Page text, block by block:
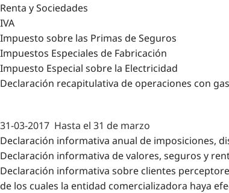
Renta y Sociedades
IVA
Impuesto sobre las Primas de Seguros
Impuestos Especiales de Fabricación
Impuesto Especial sobre la Electricidad
Declaración recapitulativa de operaciones con
31-03-2017 Hasta el 31 de marzo
Declaración informativa anual de imposiciones,
Declaración informativa de valores, seguros y
Declaración informativa sobre clientes
de los cuales la entidad comercializadora haya